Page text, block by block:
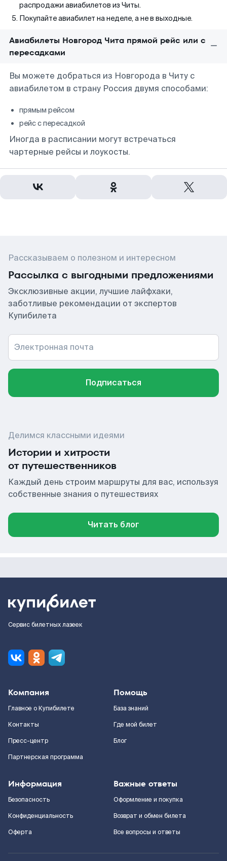
распродажи авиабилетов из Читы.
Покупайте авиабилет на неделе, а не в выходные.
Авиабилеты Новгород Чита прямой рейс или с
пересадками
Вы можете добраться из Новгорода в Читу с
авиабилетом в страну Россия двумя способами:
прямым рейсом
рейс с пересадкой
Иногда в расписании могут встречаться
чартерные рейсы и лоукосты.
Рассказываем о полезном и интересном
Рассылка с выгодными предложениями
Эксклюзивные акции, лучшие лайфхаки,
заботливые рекомендации от экспертов
Купибилета
Электронная почта
Подписаться
Делимся классными идеями
Истории и хитрости
от путешественников
Каждый день строим маршруты для вас, используя
собственные знания о путешествиях
Читать блог
Сервис билетных лазеек
Компания
Главное о Купибилете
Контакты
Пресс-центр
Партнерская программа
Помощь
База знаний
Где мой билет
Блог
Информация
Безопасность
Конфиденциальность
Оферта
Важные ответы
Оформление и покупка
Возврат и обмен билета
Все вопросы и ответы